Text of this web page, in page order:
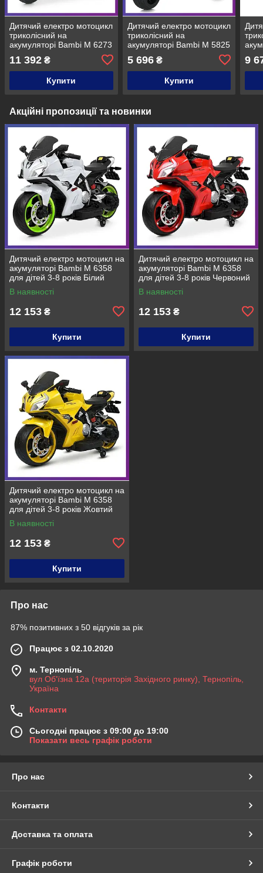
Дитячий електро мотоцикл
триколісний на
акумуляторі Bambi M 6273
для дітей 2-6 років Чорний
11 392 ₴
Купити
Дитячий електро мотоцикл
триколісний на
акумуляторі Bambi M 5825
для дітей 2-6 років Сірий
5 696₴
Купити
9
Акційні пропозиції та новинки
Дитячий електро мотоцикл на
акумуляторі Bambi M 6358
для дітей 3-8 років Білий
В наявності
12 153 ₴
Купити
Дитячий електро мотоцикл на
акумуляторі Bambi M 6358
для дітей 3-8 років Червоний
В наявності
12 153 ₴
Купити
Дитячий електро мотоцикл на
акумуляторі Bambi M 6358
для дітей 3-8 років Жовтий
В наявності
12 153 ₴
Купити
Про нас
87% позитивних з 50 відгуків за рік
Працює з 02.10.2020
м. Тернопіль
вул Об'їзна 12а (територія Західного ринку), Тернопіль,
Україна
Контакти
Сьогодні працює з 09:00 до 19:00
Показати весь графік роботи
Про нас
Контакти
Доставка та оплата
Графік роботи